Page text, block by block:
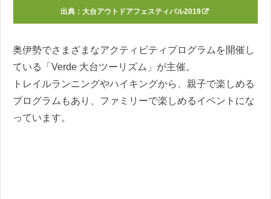
出典： 大台アウトドアフェスティバル2019
奥伊勢でさまざまなアクティビティプログラムを開催し
ている「Verde 大台ツーリズム」が主催。
トレイルランニングやハイキングから、親子で楽しめる
プログラムもあり、ファミリーで楽しめるイベントにな
っています。